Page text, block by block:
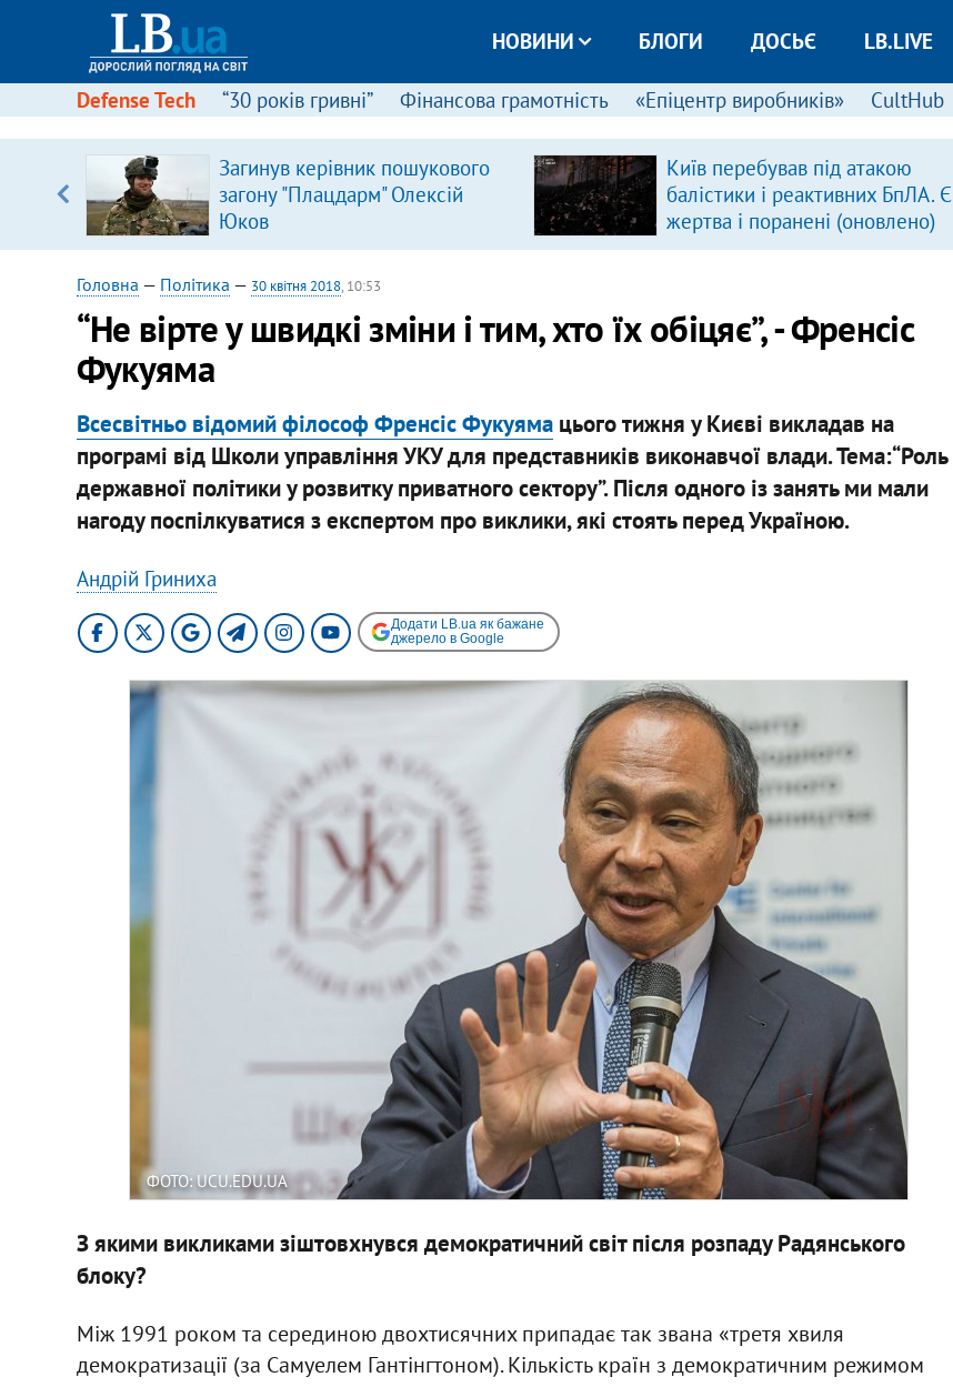
НОВИНИ БЛОГИ ДОСЬЄ LB.LIVE
Defense Tech “30 років гривні” Фінансова грамотність «Епіцентр виробників» CultHub
Загинув керівник пошукового
загону "Плацдарм" Олексій
Юков
Київ перебував під атакою
балістики і реактивних БпЛА. Є
жертва і поранені (оновлено)
Головна — Політика — 30 квітня 2018, 10:53
“Не вірте у швидкі зміни і тим, хто їх обіцяє”, - Френсіс
Фукуяма
Всесвітньо відомий філософ Френсіс Фукуямацього тижня у Києві викладав на
програмі від Школи управління УКУ для представників виконавчої влади. Тема:“Роль
державної політики у розвитку приватного сектору”. Після одного із занять ми мали
нагоду поспілкуватися з експертом про виклики, які стоять перед Україною.
Андрій Гриниха
Додати LB.ua як бажане
джерело в Google
ФОТО: UCU.EDU.UA
З якими викликами зіштовхнувся демократичний світ після розпаду Радянського
блоку?
Між 1991 роком та серединою двохтисячних припадає так звана «третя хвиля
демократизації (за Самуелем Гантінгтоном). Кількість країн з демократичним режимом